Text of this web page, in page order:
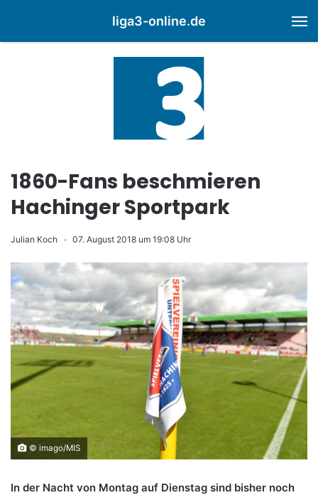
liga3-online.de
1860-Fans beschmieren
Hachinger Sportpark
Julian Koch 07. August 2018 um 19:08 Uhr
© imago/MIS
In der Nacht von Montag auf Dienstag sind bisher noch